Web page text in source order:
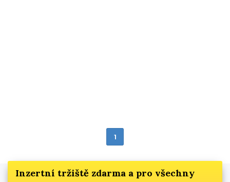
1
Inzertní tržiště zdarma a pro všechny